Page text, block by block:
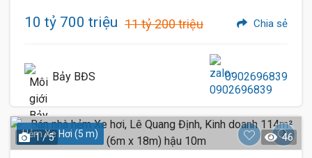
10 tỷ 700 triệu 11 tỷ 200 triệu Chia sẻ
Bảy BĐS 0902696839
Hẻm Xe Hơi (5 m)
1 / 5 46